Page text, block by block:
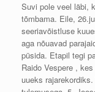
Suvi pole veel läbi,
tõmbama. Eile,
seeriavõistluse
aga nõuavad
püsida. Etapil tegi
Raido Vespere ,
uueks